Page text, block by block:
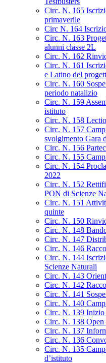
Circ. N. 165
primaverile
Circ N. 164
Circ. N. 163
alunni classe 2L
Circ. N. 162
Circ. N. 161
e Latino del
Circ. N. 160
periodo natalizio
Circ. N. 159
istituto
Circ. N. 158
Circ. N. 157
svolgimento Gara
Circ. N. 156
Circ. N. 155
Circ. N. 154
2022
Circ. N. 152
PON di Scienze
Circ. N. 151
quinte
Circ. N. 150
Circ. N. 148
Circ. N. 147
Circ. N. 146
Circ. N. 144
Scienze Naturali
Circ. N. 143
Circ. N. 142
Circ. N. 141
Circ. N. 140
Circ. N. 139
Circ. N. 138 Open
Circ. N. 137
Circ. N. 136
Circ. N. 135
d’istituto